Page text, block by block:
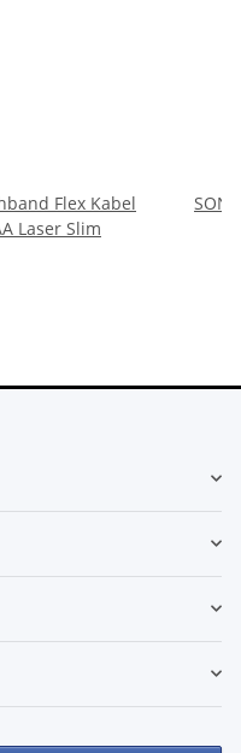
Flex Kabel
Laser Slim